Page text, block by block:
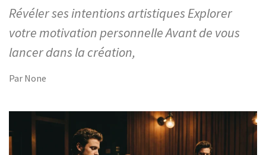
Révéler ses intentions artistiques Explorer
votre motivation personnelle Avant de vous
lancer dans la création,
Par None